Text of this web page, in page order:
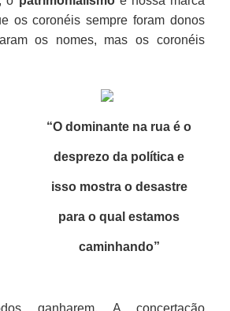
os coronéis sempre foram donos
os nomes, mas os coronéis
“O dominante na rua é o
desprezo da política e
isso mostra o desastre
para o qual estamos
caminhando”
ganharem. A concertação